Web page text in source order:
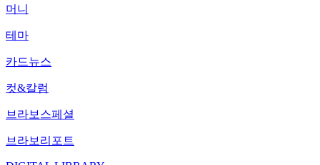
머니
테마
카드뉴스
컷&칼럼
브라보스페셜
브라보리포트